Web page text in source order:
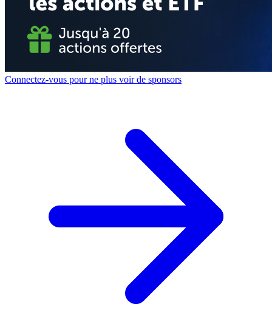
Connectez-vous pour ne plus voir de sponsors